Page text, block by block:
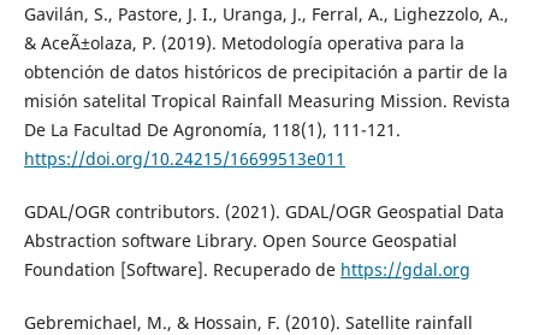
Gavilán, S., Pastore, J. I., Uranga, J., Ferral, A., Lighezzolo, A.,
& AceÃ±olaza, P. (2019). Metodología operativa para la
obtención de datos históricos de precipitación a partir de la
misión satelital Tropical Rainfall Measuring Mission. Revista
De La Facultad De Agronomía, 118(1), 111-121.
https://doi.org/10.24215/16699513e011
GDAL/OGR contributors. (2021). GDAL/OGR Geospatial Data
Abstraction software Library. Open Source Geospatial
Foundation [Software]. Recuperado de https://gdal.org
Gebremichael, M., & Hossain, F. (2010). Satellite rainfall